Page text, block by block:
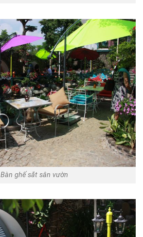
Bàn ghế sắt sân vườn